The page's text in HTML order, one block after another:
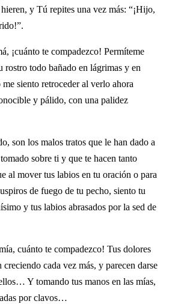
y Tú repites una vez más: “¡Hijo,
¡cuánto te compadezco! Permíteme
rostro todo bañado en lágrimas y en
siento retroceder al verlo ahora
y pálido, con una palidez
son los malos tratos que le han dado a
sobre ti y que te hacen tanto
al mover tus labios en tu oración o para
de fuego de tu pecho, siento tu
y tus labios abrasados por la sed de
cuánto te compadezco! Tus dolores
creciendo cada vez más, y parecen darse
Y tomando tus manos en las mías,
por clavos…